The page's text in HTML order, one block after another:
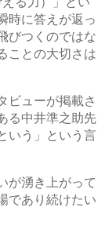
時に答えが返っ
びつくのではな
ことの大切さは
ビューが掲載さ
る中井準之助先
いう」という言
が湧き上がって
であり続けたい